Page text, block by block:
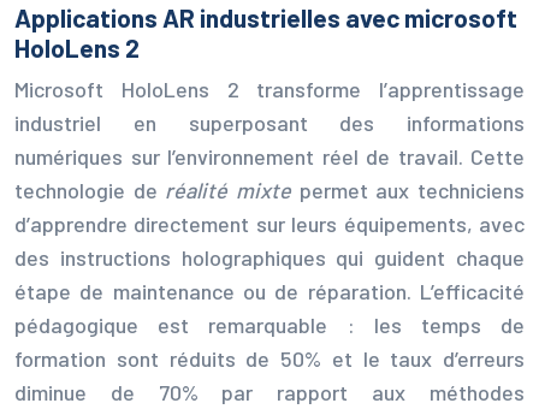
Applications AR industrielles avec microsoft
HoloLens 2
Microsoft HoloLens 2 transforme l’apprentissage
industriel en superposant des informations
numériques sur l’environnement réel de travail. Cette
technologie de réalité mixte permet aux techniciens
d’apprendre directement sur leurs équipements, avec
des instructions holographiques qui guident chaque
étape de maintenance ou de réparation. L’efficacité
pédagogique est remarquable : les temps de
formation sont réduits de 50% et le taux d’erreurs
diminue de 70% par rapport aux méthodes